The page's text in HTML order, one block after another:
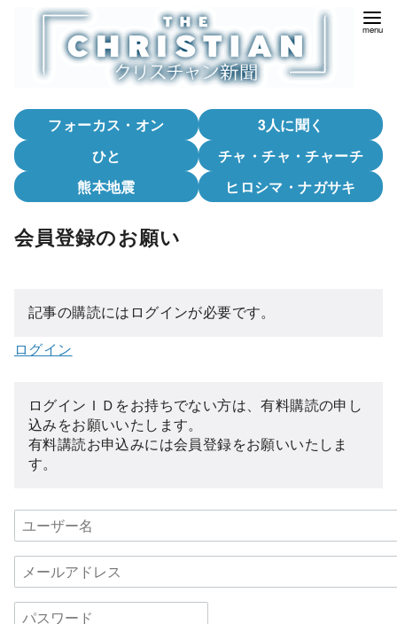
フォーカス・オン
3人に聞く
ひと
チャ・チャ・チャーチ
熊本地震
ヒロシマ・ナガサキ
会員登録のお願い
記事の購読にはログインが必要です。
ログイン
ログインＩＤをお持ちでない方は、有料購読の申し
込みをお願いいたします。
有料講読お申込みには会員登録をお願いいたしま
す。